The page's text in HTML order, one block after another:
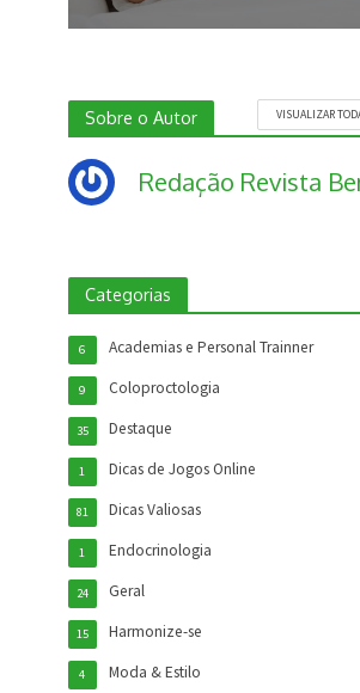
Sobre o Autor VISUALIZAR
Redação Revista
Categorias
Academias e Personal Trainner
6
Coloproctologia
9
Destaque
35
Dicas de Jogos Online
1
Dicas Valiosas
81
Endocrinologia
1
Geral
24
Harmonize-se
15
Moda & Estilo
4